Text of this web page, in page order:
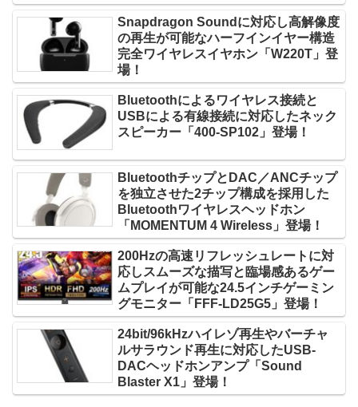
Snapdragon Soundに対応し高解像度
の再生が可能なハーフインイヤー構造
完全ワイヤレスイヤホン「W220T」登
場！
Bluetoothによるワイヤレス接続と
USBによる有線接続に対応したネック
スピーカー「400-SP102」登場！
BluetoothチップとDAC／ANCチップ
を独立させた2チップ構成を採用した
Bluetoothワイヤレスヘッドホン
「MOMENTUM 4 Wireless」登場！
200Hzの高速リフレッシュレートに対
応しスムーズな描写と臨場感あるゲー
ムプレイが可能な24.5インチゲーミン
グモニター「FFF-LD25G5」登場！
24bit/96kHzハイレゾ再生やバーチャ
ルサラウンド再生に対応したUSB-
DACヘッドホンアンプ「Sound
Blaster X1」登場！